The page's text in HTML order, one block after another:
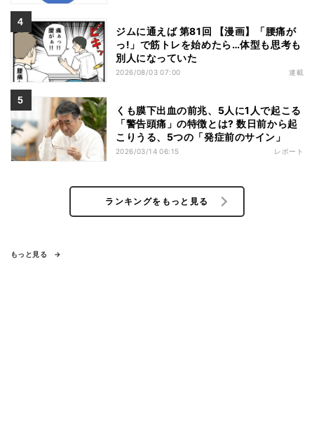
ジムに通えば 第81回 【漫画】「腰痛が
っ!」で筋トレを始めたら…体型も思考も
別人になっていた
2026/08/03 07:00 連載
くも膜下出血の前兆、5人に1人で起こる
「警告頭痛」の特徴とは? 数日前から起
こりうる、5つの「発症前のサイン」
2026/03/14 06:15 レポート
ランキングをもっと見る
もっと見る